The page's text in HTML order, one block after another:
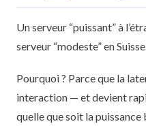
Un serveur “puissant” à
serveur “modeste” en Suisse.
Pourquoi ? Parce que la
interaction — et devient
quelle que soit la puissance